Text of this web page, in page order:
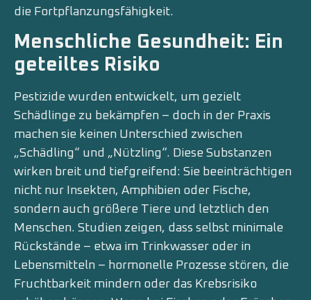
die Fortpflanzungsfähigkeit.
Menschliche Gesundheit: Ein
geteiltes Risiko
Pestizide wurden entwickelt, um gezielt
Schädlinge zu bekämpfen – doch in der Praxis
machen sie keinen Unterschied zwischen
„Schädling“ und „Nützling“. Diese Substanzen
wirken breit und tiefgreifend: Sie beeinträchtigen
nicht nur Insekten, Amphibien oder Fische,
sondern auch größere Tiere und letztlich den
Menschen. Studien zeigen, dass selbst minimale
Rückstände – etwa im Trinkwasser oder in
Lebensmitteln – hormonelle Prozesse stören, die
Fruchtbarkeit mindern oder das Krebsrisiko